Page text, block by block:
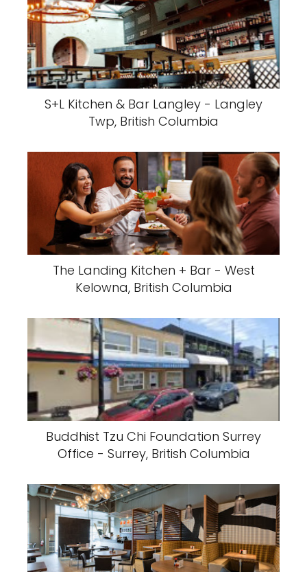
S+L Kitchen & Bar Langley - Langley
Twp, British Columbia
The Landing Kitchen + Bar - West
Kelowna, British Columbia
Buddhist Tzu Chi Foundation Surrey
Office - Surrey, British Columbia